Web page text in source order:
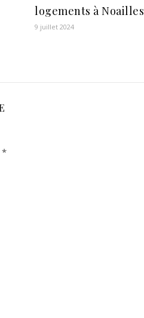
logements à Noailles
9 juillet 2024
*